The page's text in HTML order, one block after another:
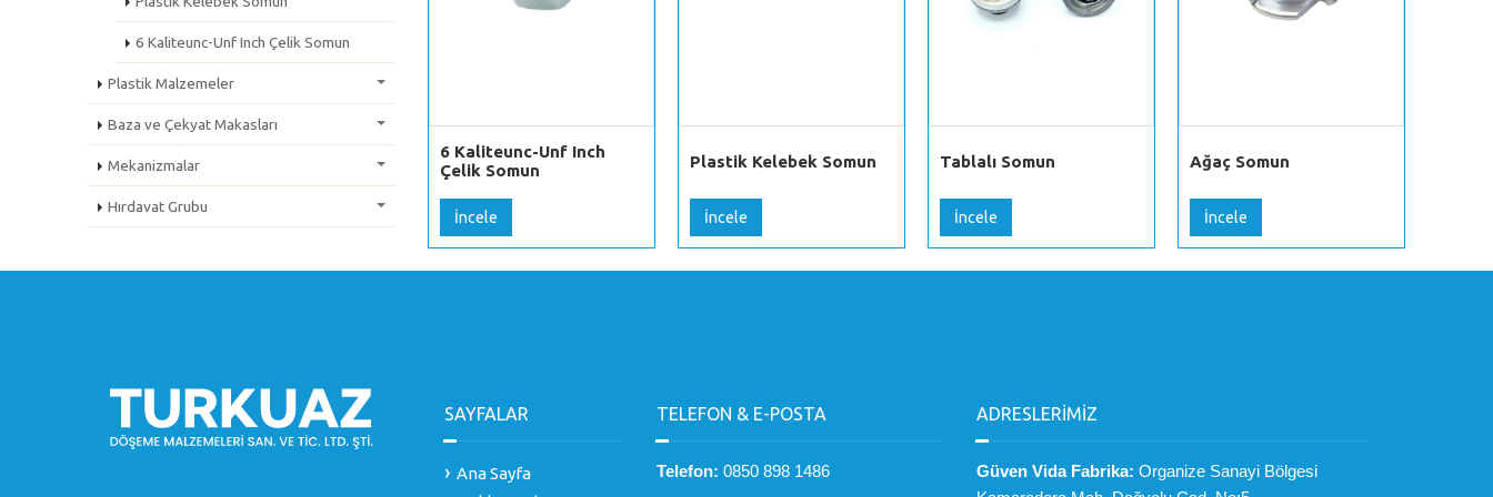
6 Kaliteunc-Unf Inch
Çelik Somun
İncele
Plastik Kelebek Somun
İncele
Tablalı Somun
İncele
Ağaç Somun
İncele
6 Kaliteunc-Unf Inch Çelik Somun
Plastik Malzemeler
Baza ve Çekyat Makasları
Mekanizmalar
Hırdavat Grubu
SAYFALAR
Ana Sayfa
TELEFON & E-POSTA
Telefon: 0850 898 1486
ADRESLERİMİZ
Güven Vida Fabrika: Organize Sanayi Bölgesi